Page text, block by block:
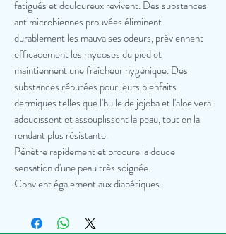
fatigués et douloureux revivent. Des substances
antimicrobiennes prouvées éliminent
durablement les mauvaises odeurs, préviennent
efficacement les mycoses du pied et
maintiennent une fraîcheur hygénique. Des
substances réputées pour leurs bienfaits
dermiques telles que l'huile de jojoba et l'aloe vera
adoucissent et assouplissent la peau, tout en la
rendant plus résistante.
Pénètre rapidement et procure la douce
sensation d'une peau très soignée.
Convient également aux diabétiques.